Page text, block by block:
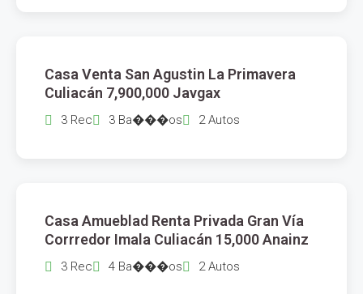
VENTA
Casa Venta San Agustin La Primavera
Culiacán 7,900,000 Javgax
3 Rec 3 Ba���os 2 Autos
RENTA
Casa Amueblad Renta Privada Gran Vía
Corrredor Imala Culiacán 15,000 Anainz
3 Rec 4 Ba���os 2 Autos